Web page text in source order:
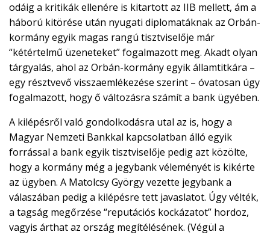
odáig a kritikák ellenére is kitartott az IIB mellett, ám a
háború kitörése után nyugati diplomatáknak az Orbán-
kormány egyik magas rangú tisztviselője már
“kétértelmű üzeneteket” fogalmazott meg. Akadt olyan
tárgyalás, ahol az Orbán-kormány egyik államtitkára –
egy résztvevő visszaemlékezése szerint – óvatosan úgy
fogalmazott, hogy ő változásra számít a bank ügyében.
A kilépésről való gondolkodásra utal az is, hogy a
Magyar Nemzeti Bankkal kapcsolatban álló egyik
forrással a bank egyik tisztviselője pedig azt közölte,
hogy a kormány még a jegybank véleményét is kikérte
az ügyben. A Matolcsy György vezette jegybank a
válaszában pedig a kilépésre tett javaslatot. Úgy vélték,
a tagság megőrzése “reputációs kockázatot” hordoz,
vagyis árthat az ország megítélésének. (Végül a